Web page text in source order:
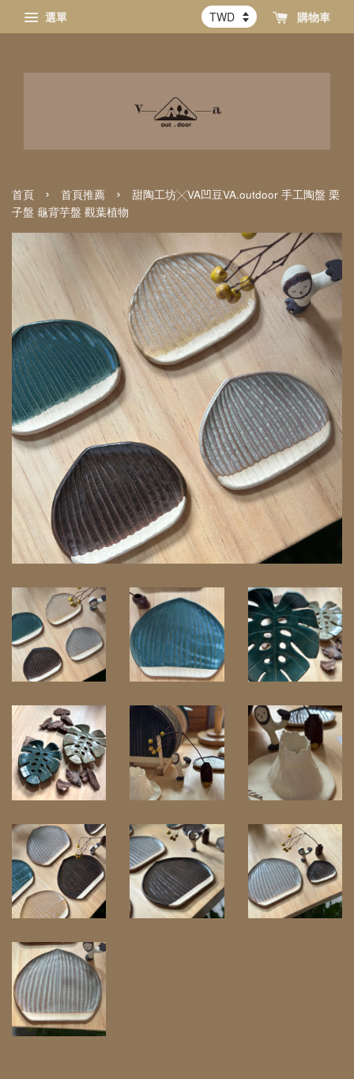
選單 購物車
首頁 › 首頁推薦 ›
甜陶工坊╳VA凹豆VA.outdoor 手工陶盤 栗
子盤 龜背芋盤 觀葉植物